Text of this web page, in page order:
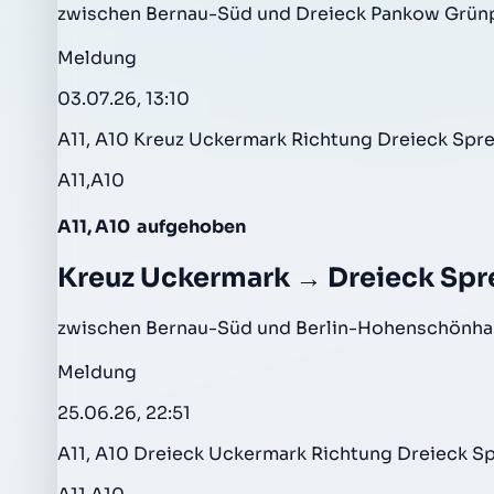
zwischen Bernau-Süd und Dreieck Pankow
Meldung
03.07.26, 13:10
A11, A10 Kreuz Uckermark Richtung Dreieck
A11,A10
A11, A10 aufgehoben
Kreuz Uckermark → Dreieck
zwischen Bernau-Süd und Berlin-
Meldung
25.06.26, 22:51
A11, A10 Dreieck Uckermark Richtung Dreieck